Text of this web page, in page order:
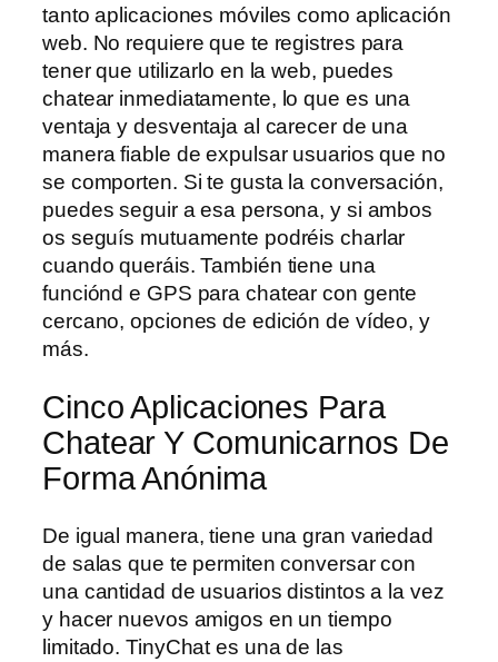
tanto aplicaciones móviles como aplicación
web. No requiere que te registres para
tener que utilizarlo en la web, puedes
chatear inmediatamente, lo que es una
ventaja y desventaja al carecer de una
manera fiable de expulsar usuarios que no
se comporten. Si te gusta la conversación,
puedes seguir a esa persona, y si ambos
os seguís mutuamente podréis charlar
cuando queráis. También tiene una
funciónd e GPS para chatear con gente
cercano, opciones de edición de vídeo, y
más.
Cinco Aplicaciones Para
Chatear Y Comunicarnos De
Forma Anónima
De igual manera, tiene una gran variedad
de salas que te permiten conversar con
una cantidad de usuarios distintos a la vez
y hacer nuevos amigos en un tiempo
limitado. TinyChat es una de las